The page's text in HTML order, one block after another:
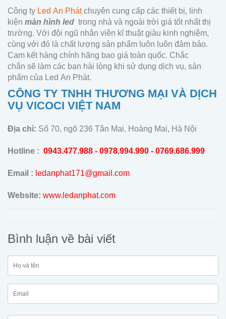
Công ty Led An Phát chuyên cung cấp các thiết bị, linh
kiện màn hình led trong nhà và ngoài trời giá tốt nhất thị
trường. Với đội ngũ nhân viên kĩ thuật giàu kinh nghiệm,
cùng với đó là chất lượng sản phẩm luôn luôn đảm bảo.
Cam kết hàng chính hãng bao giá toàn quốc. Chắc
chắn sẽ làm các bạn hài lòng khi sử dụng dịch vụ, sản
phẩm của Led An Phát.
CÔNG TY TNHH THƯƠNG MẠI VÀ DỊCH
VỤ VICOCI VIỆT NAM
Địa chỉ: Số 70, ngõ 236 Tân Mai, Hoàng Mai, Hà Nội
Hotline : 0943.477.988 - 0978.994.990 - 0769.686.999
Email : ledanphat171@gmail.com
Website: www.ledanphat.com
Bình luận về bài viết